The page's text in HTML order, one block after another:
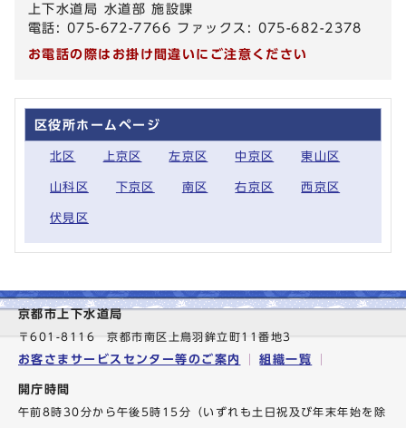
上下水道局 水道部 施設課
電話: 075-672-7766 ファックス: 075-682-2378
お電話の際はお掛け間違いにご注意ください
区役所ホームページ
北区 上京区 左京区 中京区 東山区
山科区 下京区 南区 右京区 西京区
伏見区
京都市上下水道局
〒601-8116 京都市南区上鳥羽鉾立町11番地3
お客さまサービスセンター等のご案内 組織一覧
開庁時間
午前8時30分から午後5時15分（いずれも土日祝及び年末年始を除